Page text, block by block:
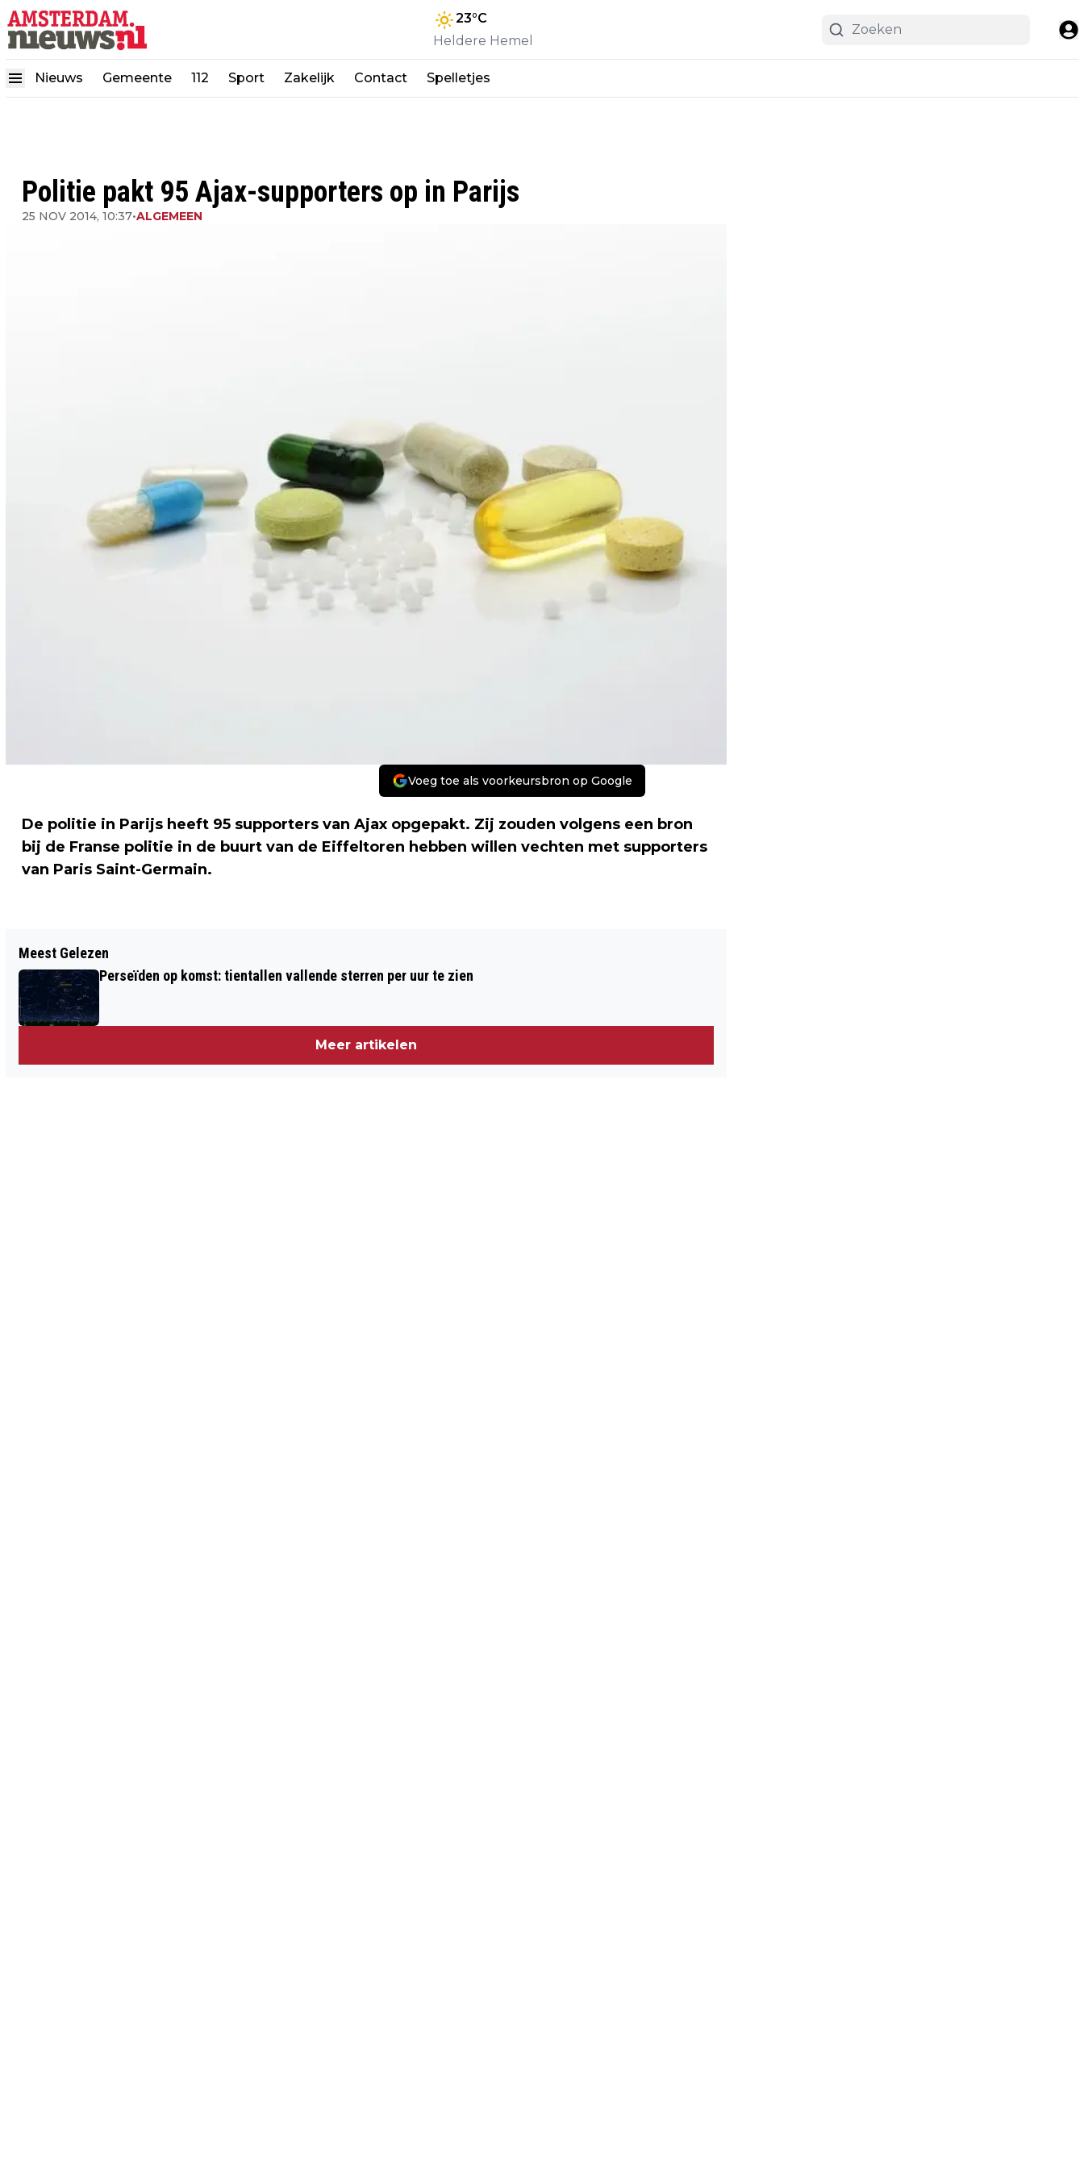
23°C
Heldere Hemel
Nieuws Gemeente 112 Sport Zakelijk Contact Spelletjes
Politie pakt 95 Ajax-supporters op in Parijs
25 NOV 2014, 10:37•ALGEMEEN
Voeg toe als voorkeursbron op Google
De politie in Parijs heeft 95 supporters van Ajax opgepakt. Zij zouden volgens een bron
bij de Franse politie in de buurt van de Eiffeltoren hebben willen vechten met supporters
van Paris Saint-Germain.
RELLEN IN HONGKONG BIJ OPBREKEN
KAMP BETOGERS
IN PARIJS
Meest Gelezen
Perseïden op komst: tientallen vallende sterren per uur te zien
Meer artikelen